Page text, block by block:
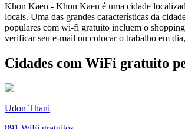
Khon Kaen - Khon Kaen é uma cidade
locais. Uma das grandes características da
populares com wi-fi gratuito incluem o
verificar seu e-mail ou colocar o trabalho em
Cidades com WiFi gratuito
Udon Thani